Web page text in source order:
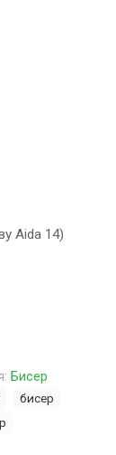
Aida 14)
Бисер
бисер